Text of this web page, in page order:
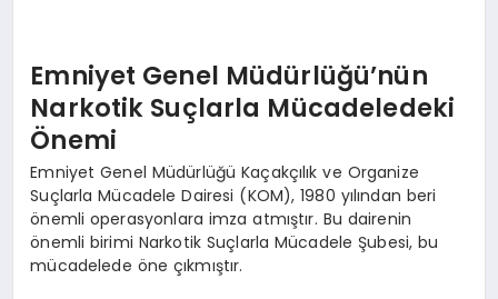
Emniyet Genel Müdürlüğü’nün
Narkotik Suçlarla Mücadeledeki
Önemi
Emniyet Genel Müdürlüğü Kaçakçılık ve Organize
Suçlarla Mücadele Dairesi (KOM), 1980 yılından beri
önemli operasyonlara imza atmıştır. Bu dairenin
önemli birimi Narkotik Suçlarla Mücadele Şubesi, bu
mücadelede öne çıkmıştır.